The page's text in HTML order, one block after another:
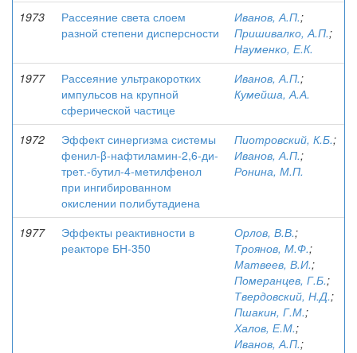
1973
Рассеяние света слоем
разной степени дисперсности
Иванов, А.П.;
Пришивалко, А.П.;
Науменко, Е.К.
1977
Рассеяние ультракоротких
импульсов на крупной
сферической частице
Иванов, А.П.;
Кумейша, А.А.
1972
Эффект синергизма системы
фенил-β-нафтиламин-2,6-ди-
трет.-бутил-4-метилфенол
при ингибированном
окислении полибутадиена
Пиотровский, К.Б.;
Иванов, А.П.;
Ронина, М.П.
1977
Эффекты реактивности в
реакторе БН-350
Орлов, В.В.;
Троянов, М.Ф.;
Матвеев, В.И.;
Померанцев, Г.Б.;
Твердовский, Н.Д.;
Пшакин, Г.М.;
Халов, Е.М.;
Иванов, А.П.;